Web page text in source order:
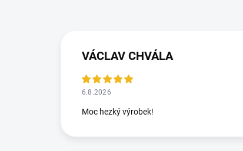
VÁCLAV CHVÁLA
6.8.2026
Moc hezký výrobek!